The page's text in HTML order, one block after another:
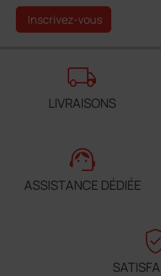
Inscrivez-vous
local_shipping
LIVRAISONS
support_agent
ASSISTANCE DÉDIÉE